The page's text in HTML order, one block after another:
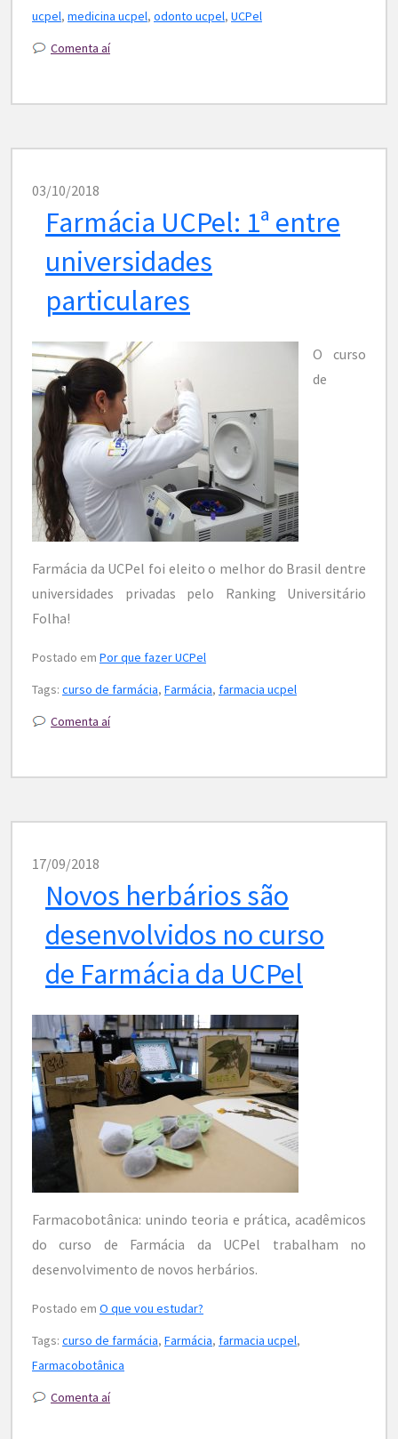
ucpel, medicina ucpel, odonto ucpel, UCPel
Comenta aí
03/10/2018
Farmácia UCPel: 1ª entre
universidades
particulares
O curso
de
Farmácia da UCPel foi eleito o melhor do Brasil dentre
universidades privadas pelo Ranking Universitário
Folha!
Postado em Por que fazer UCPel
Tags: curso de farmácia, Farmácia, farmacia ucpel
Comenta aí
17/09/2018
Novos herbários são
desenvolvidos no curso
de Farmácia da UCPel
Farmacobotânica: unindo teoria e prática, acadêmicos
do curso de Farmácia da UCPel trabalham no
desenvolvimento de novos herbários.
Postado em O que vou estudar?
Tags: curso de farmácia, Farmácia, farmacia ucpel,
Farmacobotânica
Comenta aí